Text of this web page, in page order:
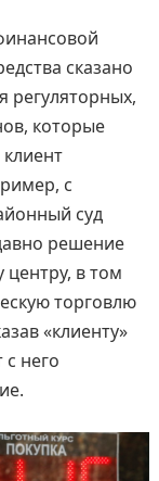
сказано
регуляторных,
которые
с
суд
решение
центру, в том
торговлю
«клиенту»
с него